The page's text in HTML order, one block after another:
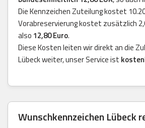
Die Kennzeichen Zuteilung kostet
Vorabreservierung kostet zusätzlich
also 12,80 Euro.
Diese Kosten leiten wir direkt an die
Lübeck weiter, unser Service ist
Wunschkennzeichen Lübeck